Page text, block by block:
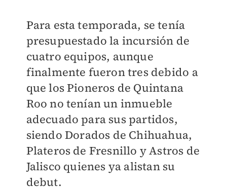
Para esta temporada, se tenía
presupuestado la incursión de
cuatro equipos, aunque
finalmente fueron tres debido a
que los Pioneros de Quintana
Roo no tenían un inmueble
adecuado para sus partidos,
siendo Dorados de Chihuahua,
Plateros de Fresnillo y Astros de
Jalisco quienes ya alistan su
debut.